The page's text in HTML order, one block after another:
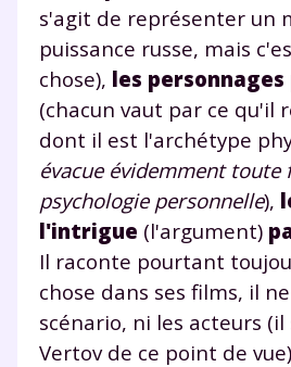
s'agit de représenter un
puissance russe, mais
chose), les
(chacun vaut par ce qu'il
dont il est l'archétype
évacue évidemment toute
psychologie personnelle),
l'intrigue (l'argument)
Il raconte pourtant
chose dans ses films, il
scénario, ni les acteurs
Vertov de ce point de
Votre adresse e-mail sera
vous envoyer notre newsletter.
désinscrire à tout moment, à
désinscription présent dans
en savoir plus sur la gestion de
personnelles et pour exercer vos
consulternotre charte.